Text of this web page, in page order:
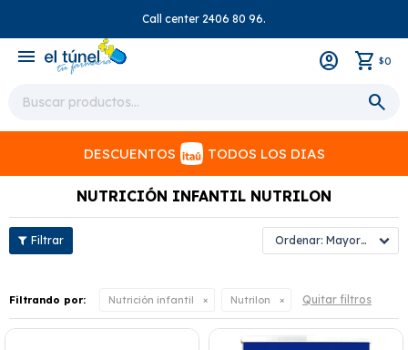
Call center 2406 80 96.
menu $0
DESCUENTOS TODOS LOS DIAS
NUTRICIÓN INFANTIL NUTRILON
Mayor precio
Filtrando por: Nutrición infantil Nutrilon Quitar filtros
close